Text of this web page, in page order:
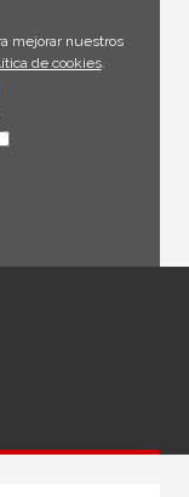
mejorar nuestros
de cookies.